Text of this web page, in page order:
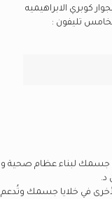
معامل البرديني بفرعها الجديد سموحه 2 بجوار كوبري الابراهيميه
تليفون :
جسمك لبناء عظام
د.
في خلايا جسمك